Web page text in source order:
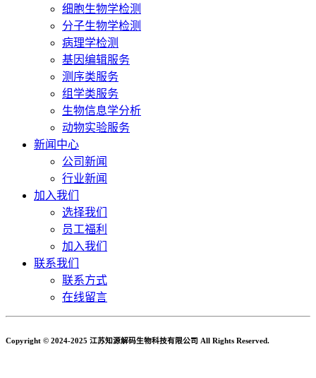
细胞生物学检测
分子生物学检测
病理学检测
基因编辑服务
测序类服务
组学类服务
生物信息学分析
动物实验服务
新闻中心
公司新闻
行业新闻
加入我们
选择我们
员工福利
加入我们
联系我们
联系方式
在线留言
Copyright © 2024-2025 江苏知源解码生物科技有限公司 All Rights Reserved.